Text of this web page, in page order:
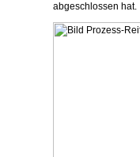
abgeschlossen hat.